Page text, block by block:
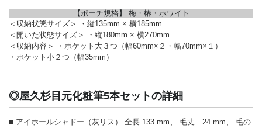
【ポーチ規格】 梅・椿・ホワイト
＜収納状態サイズ＞ ・縦135mm × 横185mm
＜開いた状態サイズ＞ ・縦180mm × 横270mm
＜収納内容＞ ・ポケット大３つ（幅60mm×２・幅70mm×１）
・ポケット小２つ（幅35mm）
◎屋久杉目元化粧筆5本セットの詳細
■ アイホールシャドー（灰リス） 全長 133 mm、 毛丈 24 mm、 毛の